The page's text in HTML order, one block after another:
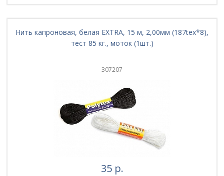
Нить капроновая, белая EXTRA, 15 м, 2,00мм (187tex*8),
тест 85 кг., моток (1шт.)
307207
35 р.